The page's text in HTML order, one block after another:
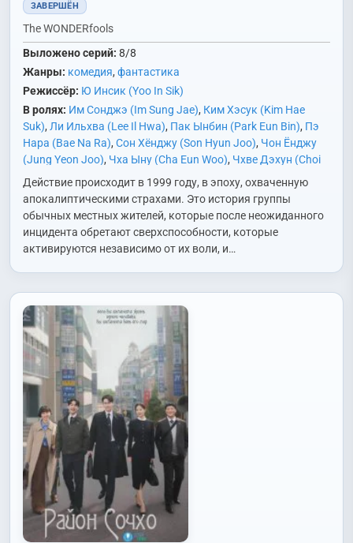
ЗАВЕРШЁН
The WONDERfools
Выложено серий: 8/8
Жанры: комедия, фантастика
Режиссёр: Ю Инсик (Yoo In Sik)
В ролях: Им Сонджэ (Im Sung Jae), Ким Хэсук (Kim Hae
Suk), Ли Ильхва (Lee Il Hwa), Пак Ынбин (Park Eun Bin), Пэ
Нара (Bae Na Ra), Сон Хёнджу (Son Hyun Joo), Чон Ёнджу
(Jung Yeon Joo), Чха Ыну (Cha Eun Woo), Чхве Дэхун (Choi
Dae Hoon)
Действие происходит в 1999 году, в эпоху, охваченную
апокалиптическими страхами. Это история группы
обычных местных жителей, которые после неожиданного
инцидента обретают сверхспособности, которые
активируются независимо от их воли, и…